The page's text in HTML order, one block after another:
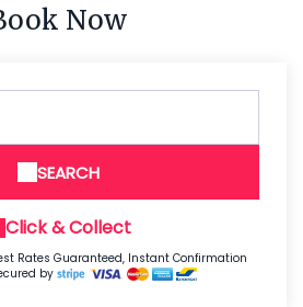
Now
SEARCH
Click & Collect
Rates Guaranteed, Instant Confirmation
by